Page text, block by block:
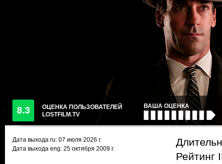
8.3
ОЦЕНКА ПОЛЬЗОВАТЕЛЕЙ
LOSTFILM.TV
ВАША ОЦЕНКА
Дата выхода ru: 07 июля 2026 г.
Дата выхода eng: 25 октября 2009 г.
Рейтинг